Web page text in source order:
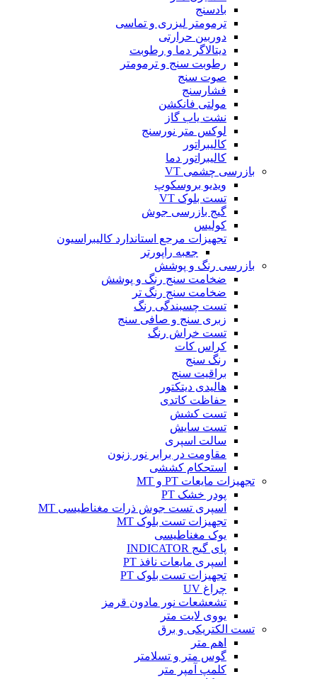
بادسنج
ترمومتر لیزری و تماسی
دوربین حرارتی
دیتالاگر دما و رطوبت
رطوبت سنج و ترمومتر
صوت سنج
فشارسنج
مولتی فانکشن
نشت یاب گاز
لوکس متر نورسنج
کالیبراتور
کالیبراتور دما
بازرسی چشمی VT
ویدیو بروسکوپ
تست بلوک VT
گیج بازرسی جوش
کولیس
تجهیزات مرجع استاندارد کالیبراسیون
جعبه راپورتر
بازرسی رنگ و پوشش
ضخامت سنج رنگ و پوشش
ضخامت سنج رنگ تر
تست چسبندگی رنگ
زبری سنج و صافی سنج
تست خراش رنگ
کراس کات
رنگ سنج
براقیت سنج
هالیدی دیتکتور
حفاظت کاتدی
تست کشش
تست سایش
سالت اسپری
مقاومت در برابر نور زنون
استحکام کششی
تجهیزات مایعات PT و MT
پودر خشک PT
اسپری تست جوش ذرات مغناطیسی MT
تجهیزات تست بلوک MT
یوک مغناطیسی
پای گیج INDICATOR
اسپری مایعات نافذ PT
تجهیزات تست بلوک PT
چراغ UV
تشعشعات نور مادون قرمز
یووی لایت متر
تست الکتریکی و برق
اهم متر
گوس متر و تسلامتر
کلمپ آمپر متر